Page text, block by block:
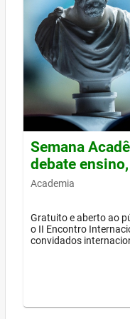
Semana
debate
Academia
Gratuito e aberto ao
o II Encontro
convidados